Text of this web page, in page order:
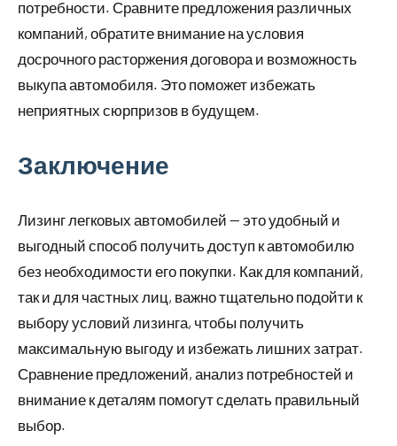
потребности. Сравните предложения различных
компаний, обратите внимание на условия
досрочного расторжения договора и возможность
выкупа автомобиля. Это поможет избежать
неприятных сюрпризов в будущем.
Заключение
Лизинг легковых автомобилей — это удобный и
выгодный способ получить доступ к автомобилю
без необходимости его покупки. Как для компаний,
так и для частных лиц, важно тщательно подойти к
выбору условий лизинга, чтобы получить
максимальную выгоду и избежать лишних затрат.
Сравнение предложений, анализ потребностей и
внимание к деталям помогут сделать правильный
выбор.